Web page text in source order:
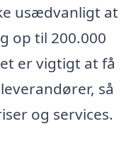
usædvanligt at
op til 200.000
er vigtigt at få
så
og services.